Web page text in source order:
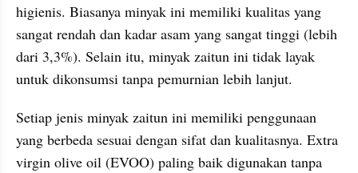
higienis. Biasanya minyak ini memiliki kualitas yang
sangat rendah dan kadar asam yang sangat tinggi (lebih
dari 3,3%). Selain itu, minyak zaitun ini tidak layak
untuk dikonsumsi tanpa pemurnian lebih lanjut.
Setiap jenis minyak zaitun ini memiliki penggunaan
yang berbeda sesuai dengan sifat dan kualitasnya. Extra
virgin olive oil (EVOO) paling baik digunakan tanpa